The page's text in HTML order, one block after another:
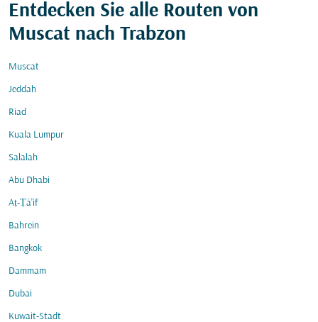
Entdecken Sie alle Routen von
Muscat nach Trabzon
Muscat
Jeddah
Riad
Kuala Lumpur
Salalah
Abu Dhabi
Aṭ-Ṭā'if
Bahrein
Bangkok
Dammam
Dubai
Kuwait-Stadt